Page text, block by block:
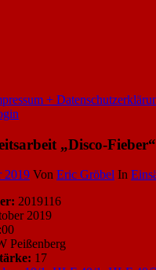
+
„Disco-Fieber“
2019 Von Eric Gröbel In
2019116
2019
Peißenberg
17